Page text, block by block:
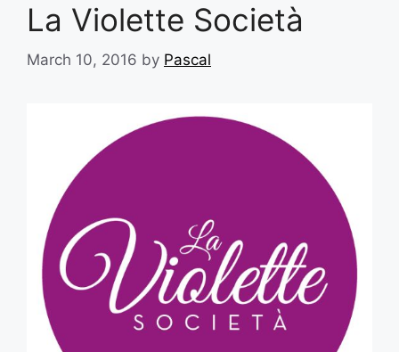
La Violette Società
March 10, 2016 by Pascal